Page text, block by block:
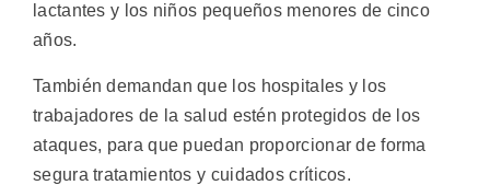
lactantes y los niños pequeños menores de cinco
años.
También demandan que los hospitales y los
trabajadores de la salud estén protegidos de los
ataques, para que puedan proporcionar de forma
segura tratamientos y cuidados críticos.